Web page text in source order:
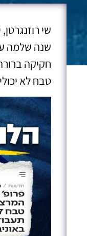
שי
שנה שלמה
חקיקה
טבח לא